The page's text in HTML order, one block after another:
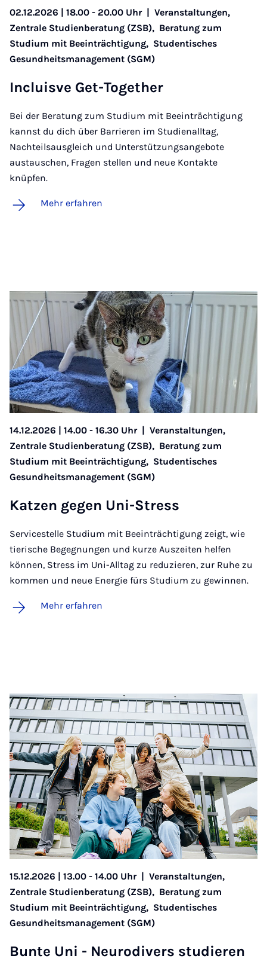
02.12.2026 | 18.00 - 20.00 Uhr
Veranstaltungen,
Zentrale Studienberatung (ZSB), Beratung zum
Studium mit Beeinträchtigung, Studentisches
Gesundheitsmanagement (SGM)
In­cluis­ve Get-To­gether
Bei der Beratung zum Studium mit Beeinträchtigung
kannst du dich über Barrieren im Studienalltag,
Nachteilsausgleich und Unterstützungsangebote
austauschen, Fragen stellen und neue Kontakte
knüpfen.
Mehr erfahren
14.12.2026 | 14.00 - 16.30 Uhr | Veranstaltungen,
Zentrale Studienberatung (ZSB), Beratung zum
Studium mit Beeinträchtigung, Studentisches
Gesundheitsmanagement (SGM)
Kat­zen ge­gen Uni-Stress
Servicestelle Studium mit Beeinträchtigung zeigt, wie
tierische Begegnungen und kurze Auszeiten helfen
können, Stress im Uni-Alltag zu reduzieren, zur Ruhe zu
kommen und neue Energie fürs Studium zu gewinnen.
Mehr erfahren
15.12.2026 | 13.00 - 14.00 Uhr | Veranstaltungen,
Zentrale Studienberatung (ZSB), Beratung zum
Studium mit Beeinträchtigung, Studentisches
Gesundheitsmanagement (SGM)
Bun­te Uni - Neu­ro­­di­­vers stu­­die­ren